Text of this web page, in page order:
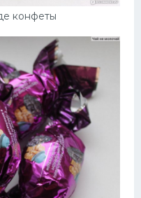
конфеты